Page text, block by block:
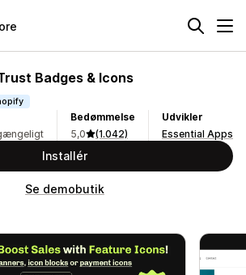
Badges & Icons
Bedømmelse
5,0
(1.042)
Udvikler
Essential Apps
Installér
Se demobutik